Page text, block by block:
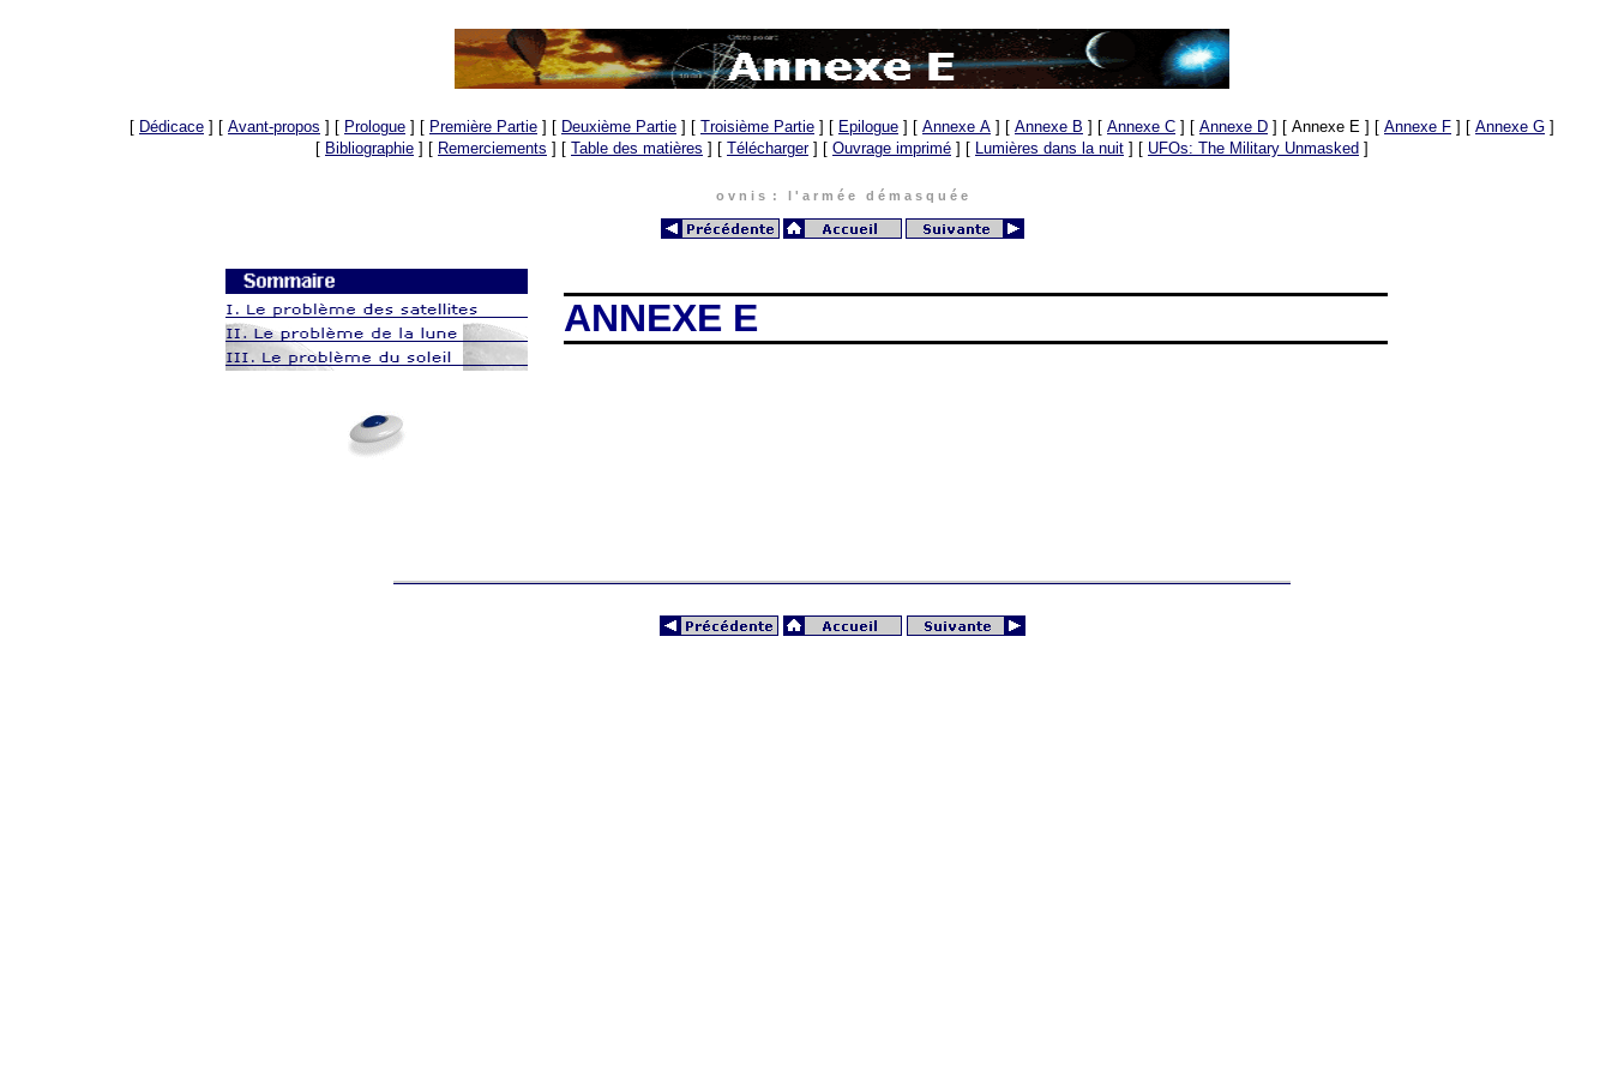
[ Dédicace ] [ Avant-propos ] [ Prologue ] [ Première Partie ] [ Deuxième Partie ] [ Troisième Partie ] [ Epilogue ] [ Annexe A ] [ Annexe B ] [ Annexe C ] [ Annexe D ] [ Annexe E ] [ Annexe F ] [ Annexe G ]
[ Bibliographie ] [ Remerciements ] [ Table des matières ] [ Télécharger] [ Ouvrage imprimé ] [ Lumières dans la nuit ] [ UFOs: The Military Unmasked ]
o v n i s : l ' a r m é e d é m a s q u é e
ANNEXE E